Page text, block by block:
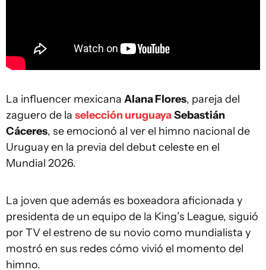
La influencer mexicana Alana Flores, pareja del
zaguero de la selección uruguayaSebastián
Cáceres, se emocionó al ver el himno nacional de
Uruguay en la previa del debut celeste en el
Mundial 2026.
La joven que además es boxeadora aficionada y
presidenta de un equipo de la King’s League, siguió
por TV el estreno de su novio como mundialista y
mostró en sus redes cómo vivió el momento del
himno.